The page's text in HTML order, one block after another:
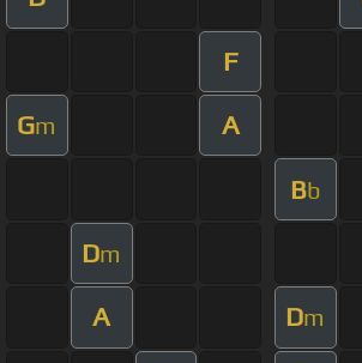
F
Gm A
Bb
Dm
A Dm